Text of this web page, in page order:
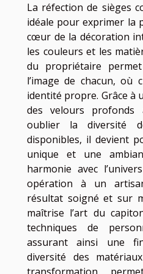
La réfection de sièges
idéale pour exprimer la
cœur de la décoration
les couleurs et les
du propriétaire
l’image de chacun, où
identité propre. Grâce à
des velours profonds
oublier la diversité
disponibles, il devient
unique et une
harmonie avec
opération à un
résultat soigné et sur
maîtrise l’art du
techniques de
assurant ainsi une
diversité des